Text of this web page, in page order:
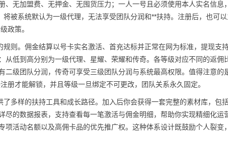
、无加盟费、无押金、无囤货压力；一人一号且必须使用本人实名信息
被系统默认为一级代理，无法享受团队分润和**扶持。注册后，也可
政策。
则。佣金结算以号卡实名激活、首充达标并正常在网为标准，提现支
从低到高分别为一级代理、星耀、荣耀和传奇。各等级对应不同的返佣
二级团队分润，传奇可享受三级团队分润与系统最高权限。值得注意的
册才能解锁，并且等级一旦绑定不可更改，团队关系永久固定。
多样的扶持工具和成长路径。加入后你会获得一套完整的素材库，包
尽的数据报表，支持查看每一笔激活与佣金明细，帮助你实现精细化运
项活动名额以及高佣卡品的优先推广权。这种体系设计既鼓励个人裂变